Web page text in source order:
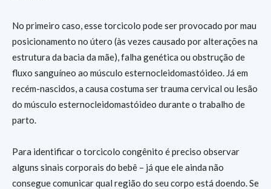
No primeiro caso, esse torcicolo pode ser provocado por mau
posicionamento no útero (às vezes causado por alterações na
estrutura da bacia da mãe), falha genética ou obstrução de
fluxo sanguíneo ao músculo esternocleidomastóideo. Já em
recém-nascidos, a causa costuma ser trauma cervical ou lesão
do músculo esternocleidomastóideo durante o trabalho de
parto.
Para identificar o torcicolo congênito é preciso observar
alguns sinais corporais do bebê – já que ele ainda não
consegue comunicar qual região do seu corpo está doendo. Se